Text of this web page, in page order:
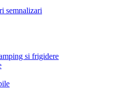
semnalizari
si frigidere